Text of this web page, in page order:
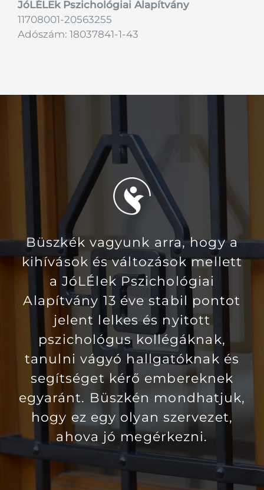
JóLÉLEk Pszichológiai Alapítvány
11708001-20563255
Adószám: 18037841-1-43
Büszkék vagyunk arra, hogy a
kihívások és változások mellett
a JóLÉlek Pszichológiai
Alapítvány 13 éve stabil pontot
jelent lelkes és nyitott
pszichológus kollégáknak,
tanulni vágyó hallgatóknak és
segítséget kérő embereknek
egyaránt. Büszkén mondhatjuk,
hogy ez egy olyan szervezet,
ahova jó megérkezni.